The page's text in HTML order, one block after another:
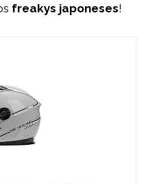
freakys japoneses!